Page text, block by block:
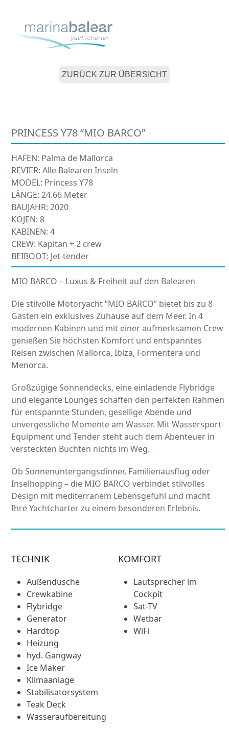
contentmobile
menu
mobile
menu
ZURÜCK ZUR ÜBERSICHT
PRINCESS Y78 “MIO BARCO”
HAFEN: Palma de Mallorca
REVIER: Alle Balearen Inseln
MODEL: Princess Y78
LÄNGE: 24.66 Meter
BAUJAHR: 2020
KOJEN: 8
KABINEN: 4
CREW: Kapitän + 2 crew
BEIBOOT: Jet-tender
MIO BARCO – Luxus & Freiheit auf den Balearen
Die stilvolle Motoryacht “MIO BARCO” bietet bis zu 8
Gästen ein exklusives Zuhause auf dem Meer. In 4
modernen Kabinen und mit einer aufmerksamen Crew
genießen Sie höchsten Komfort und entspanntes
Reisen zwischen Mallorca, Ibiza, Formentera und
Menorca.
Großzügige Sonnendecks, eine einladende Flybridge
und elegante Lounges schaffen den perfekten Rahmen
für entspannte Stunden, gesellige Abende und
unvergessliche Momente am Wasser. Mit Wassersport-
Equipment und Tender steht auch dem Abenteuer in
versteckten Buchten nichts im Weg.
Ob Sonnenuntergangsdinner, Familienausflug oder
Inselhopping – die MIO BARCO verbindet stilvolles
Design mit mediterranem Lebensgefühl und macht
Ihre Yachtcharter zu einem besonderen Erlebnis.
TECHNIK
Außendusche
Crewkabine
Flybridge
Generator
Hardtop
Heizung
hyd. Gangway
Ice Maker
Klimaanlage
Stabilisatorsystem
Teak Deck
Wasseraufbereitung
KOMFORT
Lautsprecher im
Cockpit
Sat-TV
Wetbar
WiFi